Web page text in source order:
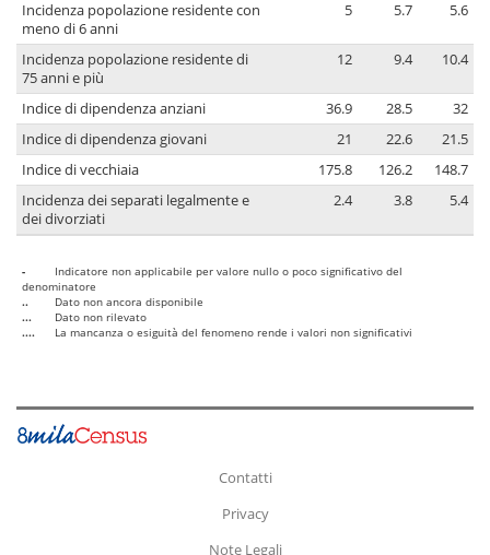
Incidenza popolazione residente con
meno di 6 anni
5 5.7 5.6
Incidenza popolazione residente di
75 anni e più
12 9.4 10.4
Indice di dipendenza anziani 36.9 28.5
32
Indice di dipendenza giovani
21 22.6
21.5
Indice di vecchiaia
175.8 126.2
148.7
Incidenza dei separati legalmente e
dei divorziati
2.4 3.8 5.4
-
Indicatore non applicabile per valore nullo o poco significativo del
denominatore
..
Dato non ancora disponibile
...
Dato non rilevato
....
La mancanza o esiguità del fenomeno rende i valori non significativi
Contatti
Privacy
Note Legali